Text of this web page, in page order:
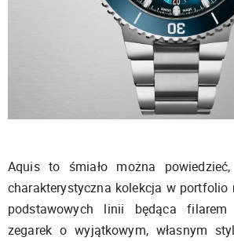
Aquis to śmiało można
charakterystyczna kolekcja w portfolio
podstawowych linii będąca filarem
zegarek o wyjątkowym, własnym